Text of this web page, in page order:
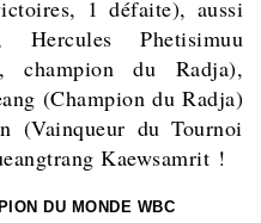
1 défaite), aussi
Hercules Phetisimuu
champion du Radja),
(Champion du Radja)
(Vainqueur du Tournoi
Kaewsamrit !
DU MONDE WBC